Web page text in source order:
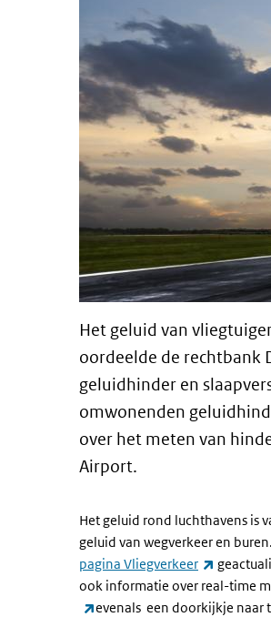
Het geluid van
oordeelde de rechtbank
geluidhinder en
omwonenden
over het meten van
Airport.
Het geluid rond luchthavens is
geluid van wegverkeer en
pagina Vliegverkeer
(externe
ook informatie over real-time
(externe link)
evenals een doorkijkje naar